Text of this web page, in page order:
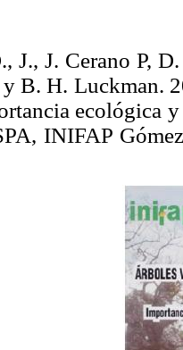
J., J. Cerano P,
B. H. Luckman.
ecológica
INIFAP